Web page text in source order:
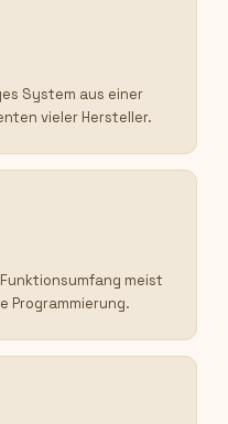
System aus einer
vieler Hersteller.
meist
Programmierung.